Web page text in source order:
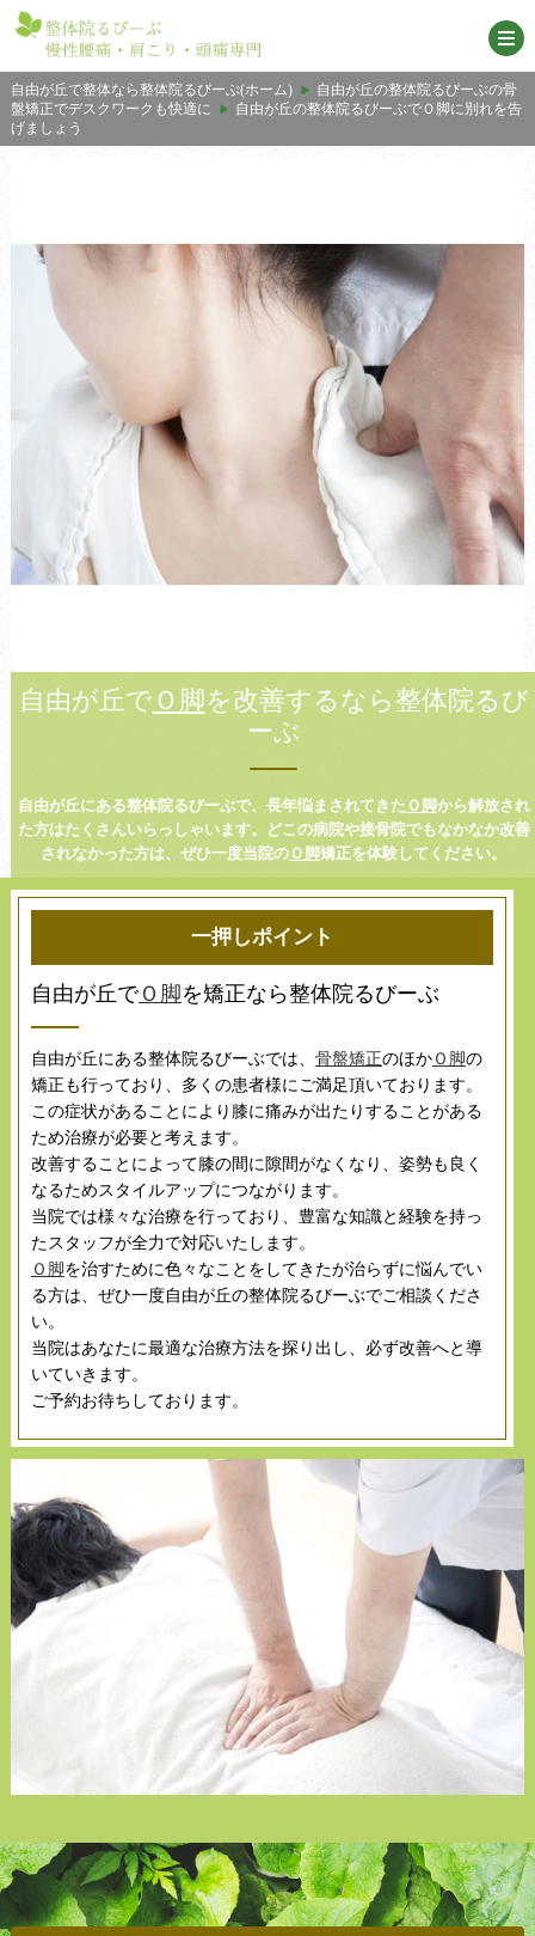
自由が丘で整体なら整体院るびーぶ(ホーム)
自由が丘の整体院るびーぶの骨
盤矯正でデスクワークも快適に
自由が丘の整体院るびーぶでＯ脚に別れを告
げましょう
自由が丘でＯ脚を改善するなら整体院るび
ーぶ
自由が丘にある整体院るびーぶで、長年悩まされてきた Ｏ脚から解放され
た方はたくさんいらっしゃいます。どこの病院や接骨院でもなかなか改善
されなかった方は、ぜひ一度当院の Ｏ脚矯正を体験してください。
一押しポイント
自由が丘でＯ脚を矯正なら整体院るびーぶ
自由が丘にある整体院るびーぶでは、 骨盤矯正のほかＯ脚の
矯正も行っており、多くの患者様にご満足頂いております。
この症状があることにより膝に痛みが出たりすることがある
ため治療が必要と考えます。
改善することによって膝の間に隙間がなくなり、姿勢も良く
なるためスタイルアップにつながります。
当院では様々な治療を行っており、豊富な知識と経験を持っ
たスタッフが全力で対応いたします。
Ｏ脚を治すために色々なことをしてきたが治らずに悩んでい
る方は、ぜひ一度自由が丘の整体院るびーぶでご相談くださ
い。
当院はあなたに最適な治療方法を探り出し、必ず改善へと導
いていきます。
ご予約お待ちしております。